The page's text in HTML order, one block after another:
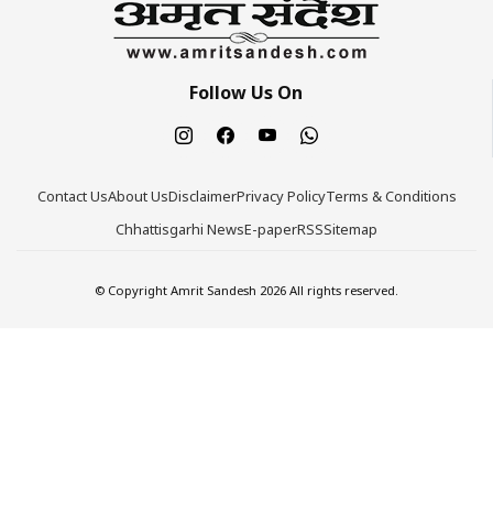
Follow Us On
Contact UsAbout UsDisclaimerPrivacy PolicyTerms & Conditions
Chhattisgarhi NewsE-paperRSSSitemap
© Copyright Amrit Sandesh 2026 All rights reserved.